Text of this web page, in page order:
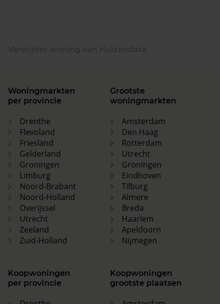
Woningmarkten
per provincie
Drenthe
Flevoland
Friesland
Gelderland
Groningen
Limburg
Noord-Brabant
Noord-Holland
Overijssel
Utrecht
Zeeland
Zuid-Holland
Grootste
woningmarkten
Amsterdam
Den Haag
Rotterdam
Utrecht
Groningen
Eindhoven
Tilburg
Almere
Breda
Haarlem
Apeldoorn
Nijmegen
Koopwoningen
per provincie
Koopwoningen
grootste plaatsen